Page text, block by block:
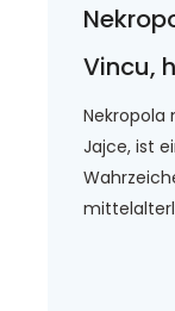
Vincu,
Nekropola
Jajce, ist